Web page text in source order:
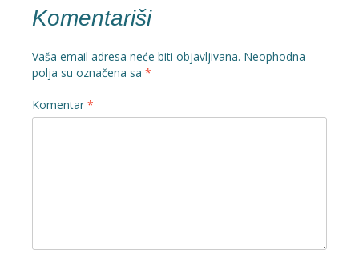
Komentariši
Vaša email adresa neće biti objavljivana. Neophodna
polja su označena sa *
Komentar *